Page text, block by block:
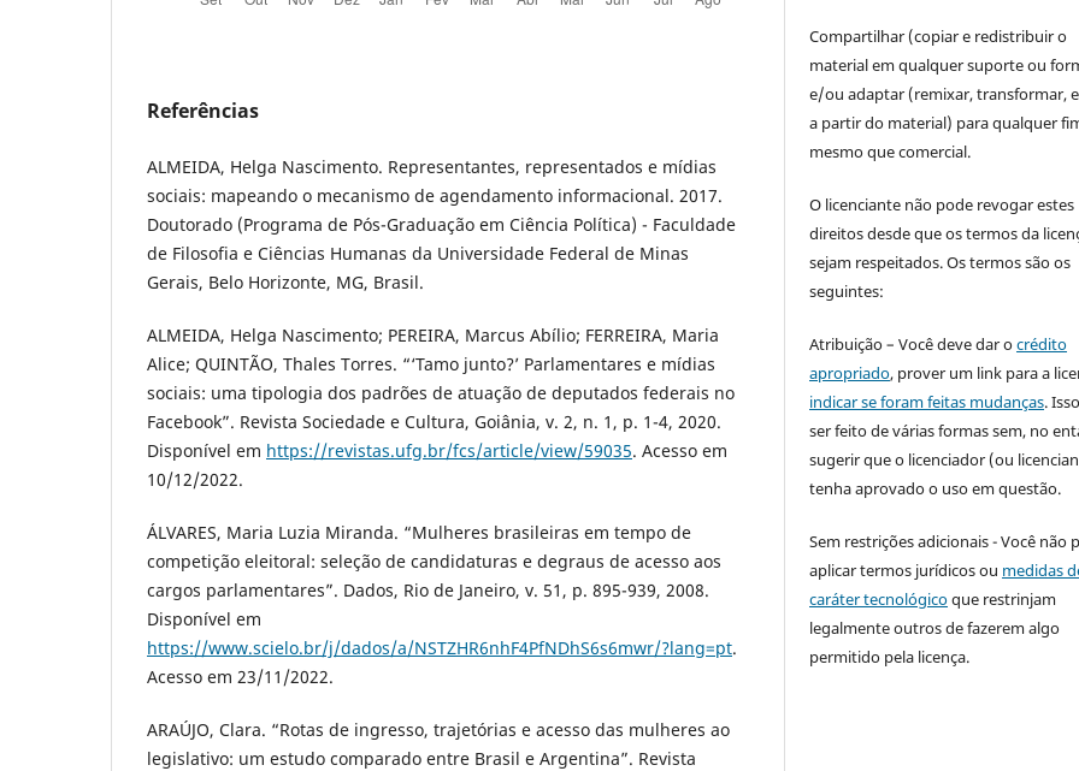
Referências
ALMEIDA, Helga Nascimento. Representantes, representados e mídias
sociais: mapeando o mecanismo de agendamento informacional. 2017.
Doutorado (Programa de Pós-Graduação em Ciência Política) - Faculdade
de Filosofia e Ciências Humanas da Universidade Federal de Minas
Gerais, Belo Horizonte, MG, Brasil.
ALMEIDA, Helga Nascimento; PEREIRA, Marcus Abílio; FERREIRA, Maria
Alice; QUINTÃO, Thales Torres. “‘Tamo junto?’ Parlamentares e mídias
sociais: uma tipologia dos padrões de atuação de deputados federais no
Facebook”. Revista Sociedade e Cultura, Goiânia, v. 2, n. 1, p. 1-4, 2020.
Disponível em https://revistas.ufg.br/fcs/article/view/59035. Acesso em
10/12/2022.
ÁLVARES, Maria Luzia Miranda. “Mulheres brasileiras em tempo de
competição eleitoral: seleção de candidaturas e degraus de acesso aos
cargos parlamentares”. Dados, Rio de Janeiro, v. 51, p. 895-939, 2008.
Disponível em
https://www.scielo.br/j/dados/a/NSTZHR6nhF4PfNDhS6s6mwr/?lang=pt.
Acesso em 23/11/2022.
ARAÚJO, Clara. “Rotas de ingresso, trajetórias e acesso das mulheres ao
legislativo: um estudo comparado entre Brasil e Argentina”. Revista
Compartilhar (copiar e redistribuir o
material em qualquer suporte ou
e/ou adaptar (remixar, transformar,
a partir do material) para qualquer
mesmo que comercial.
O licenciante não pode revogar estes
direitos desde que os termos da
sejam respeitados. Os termos são os
seguintes:
Atribuição – Você deve dar ocrédito
apropriado, prover um link para a
indicar se foram feitas mudanças.
ser feito de várias formas sem, no
sugerir que o licenciador (ou
tenha aprovado o uso em questão.
Sem restrições adicionais - Você não
aplicar termos jurídicos ou medidas
caráter tecnológicoque restrinjam
legalmente outros de fazerem algo
permitido pela licença.